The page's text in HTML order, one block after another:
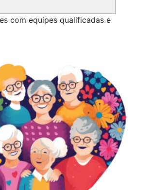
com equipes qualificadas e